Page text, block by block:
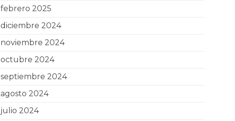
febrero 2025
diciembre 2024
noviembre 2024
octubre 2024
septiembre 2024
agosto 2024
julio 2024